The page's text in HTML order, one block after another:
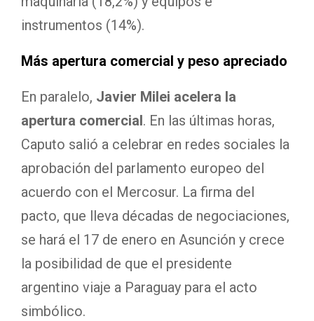
instrumentos (14%).
Más apertura comercial y peso apreciado
En paralelo, Javier Milei acelera la
apertura comercial. En las últimas horas,
Caputo salió a celebrar en redes sociales la
aprobación del parlamento europeo del
acuerdo con el Mercosur. La firma del
pacto, que lleva décadas de negociaciones,
se hará el 17 de enero en Asunción y crece
la posibilidad de que el presidente
argentino viaje a Paraguay para el acto
simbólico.